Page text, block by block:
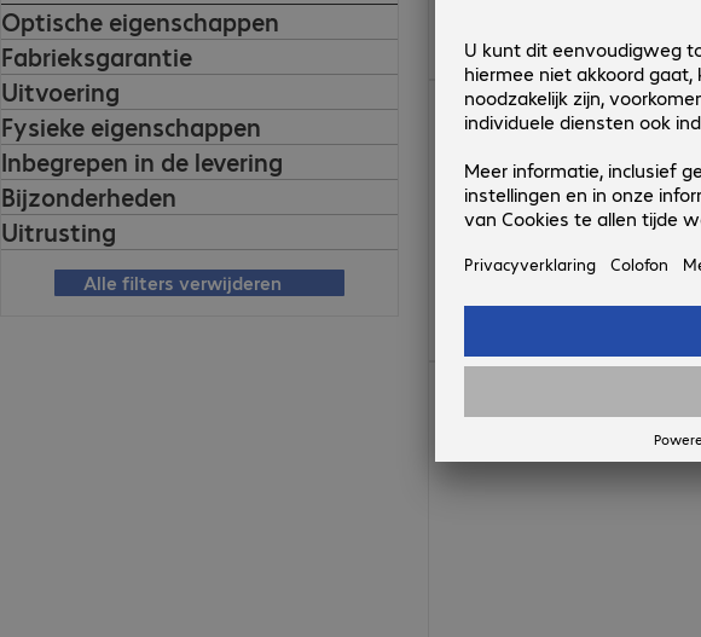
Optische eigenschappen
Fabrieksgarantie
Uitvoering
Fysieke eigenschappen
Inbegrepen in de levering
Bijzonderheden
Uitrusting
Alle filters verwijderen
€ 62,99